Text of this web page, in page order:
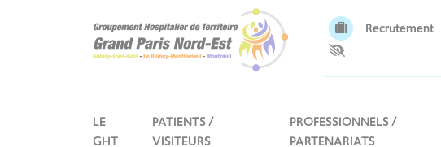
Recrutement
LE
GHT
PATIENTS /
VISITEURS
PROFESSIONNELS /
PARTENARIATS